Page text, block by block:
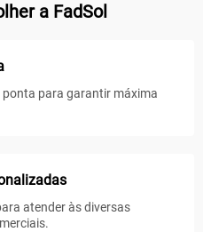
a FadSol
para garantir máxima
atender às diversas